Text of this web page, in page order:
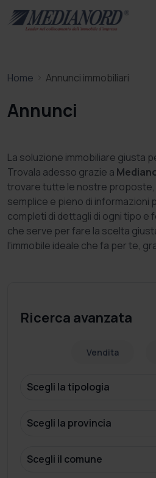
Home Annunci immobiliari
Annunci
La soluzione immobiliare giusta
Trovala adesso grazie a
trovare tutte le nostre proposte,
semplice e pieno di informazioni
completi di dettagli di ogni tipo
che serve per fare la scelta
l'immobile ideale che fa per te,
Ricerca avanzata
Vendita